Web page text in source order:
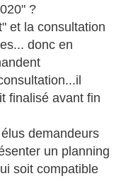
?
et la consultation
donc en
finalisé avant fin
demandeurs
un planning
soit compatible